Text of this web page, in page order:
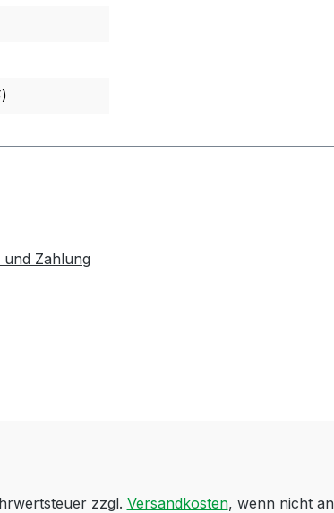
und Zahlung
zzgl. Versandkosten, wenn nicht